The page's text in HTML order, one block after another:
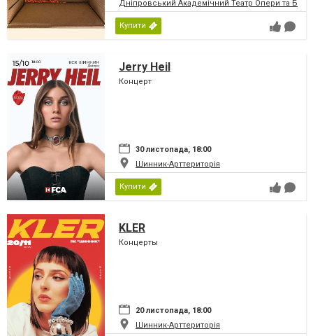
Дніпровський Академічний Театр Опери та
Купити
Jerry Heil
Концерт
30 листопада, 18:00
Шинник-Арттериторія
Купити
KLER
Концерты
20 листопада, 18:00
Шинник-Арттериторія